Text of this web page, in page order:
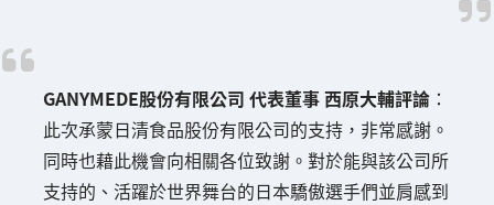
GANYMEDE股份有限公司 代表董事 西原大輔評論 ：
此次承蒙日清食品股份有限公司的支持，非常感謝。
同時也藉此機會向相關各位致謝。對於能與該公司所
支持的、活躍於世界舞台的日本驕傲選手們並肩感到